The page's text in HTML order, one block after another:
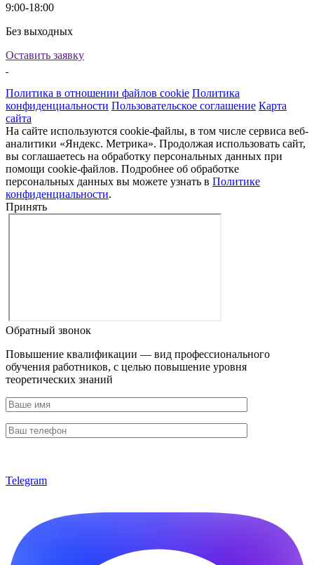
9:00-18:00
Без выходных
Оставить заявку
Политика в отношении файлов cookie Политика
конфиденциальности Пользовательское соглашение Карта
сайта
На сайте используются cookie-файлы, в том числе сервиса веб-
аналитики «Яндекс. Метрика». Продолжая использовать сайт,
вы соглашаетесь на обработку персональных данных при
помощи cookie-файлов. Подробнее об обработке
персональных данных вы можете узнать в Политике
конфиденциальности.
Принять
Обратный звонок
Повышение квалификации — вид профессионального
обучения работников, с целью повышение уровня
теоретических знаний
Telegram